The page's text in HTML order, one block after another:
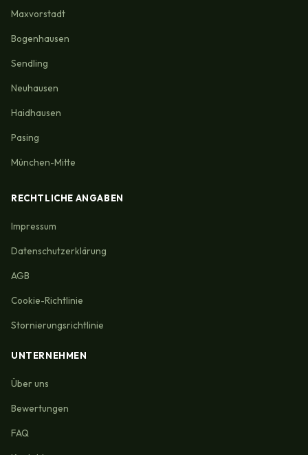
Maxvorstadt
Bogenhausen
Sendling
Neuhausen
Haidhausen
Pasing
München-Mitte
RECHTLICHE ANGABEN
Impressum
Datenschutzerklärung
AGB
Cookie-Richtlinie
Stornierungsrichtlinie
UNTERNEHMEN
Über uns
Bewertungen
FAQ